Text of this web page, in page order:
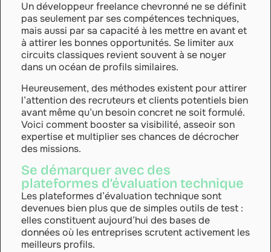
Un développeur freelance chevronné ne se définit
pas seulement par ses compétences techniques,
mais aussi par sa capacité à les mettre en avant et
à attirer les bonnes opportunités. Se limiter aux
circuits classiques revient souvent à se noyer
dans un océan de profils similaires.
Heureusement, des méthodes existent pour attirer
l’attention des recruteurs et clients potentiels bien
avant même qu’un besoin concret ne soit formulé.
Voici comment booster sa visibilité, asseoir son
expertise et multiplier ses chances de décrocher
des missions.
Se démarquer avec des
plateformes d’évaluation technique
Les plateformes d’évaluation technique sont
devenues bien plus que de simples outils de test :
elles constituent aujourd’hui des bases de
données où les entreprises scrutent activement les
meilleurs profils.